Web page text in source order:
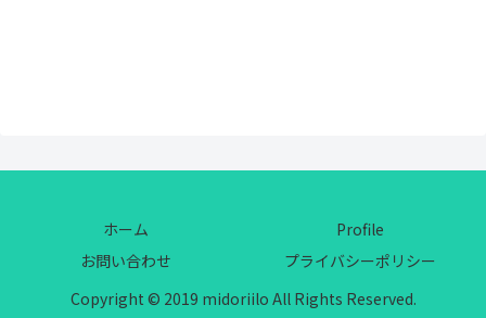
ホーム
Profile
お問い合わせ
プライバシーポリシー
Copyright © 2019 midoriilo All Rights Reserved.